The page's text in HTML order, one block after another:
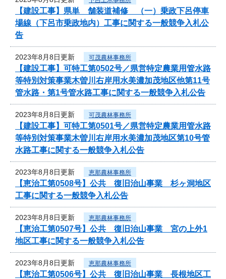
【建設工事】県単 舗装道補修 （一）乗政下呂停車
場線（下呂市乗政地内）工事に関する一般競争入札公
告
2023年8月8日更新 可茂農林事務所
【建設工事】可特工第0502号／県営特定農業用管水路
等特別対策事業木曽川右岸用水美濃加茂地区他第11号
管水路・第1号管水路工事に関する一般競争入札公告
2023年8月8日更新 可茂農林事務所
【建設工事】可特工第0501号／県営特定農業用管水路
等特別対策事業木曽川右岸用水美濃加茂地区第10号管
水路工事に関する一般競争入札公告
2023年8月8日更新 恵那農林事務所
【恵治工第0508号】公共 復旧治山事業 杉ヶ洞地区
工事に関する一般競争入札公告
2023年8月8日更新 恵那農林事務所
【恵治工第0507号】公共 復旧治山事業 宮の上外1
地区工事に関する一般競争入札公告
2023年8月8日更新 恵那農林事務所
【恵治工第0506号】公共 復旧治山事業 長根地区工